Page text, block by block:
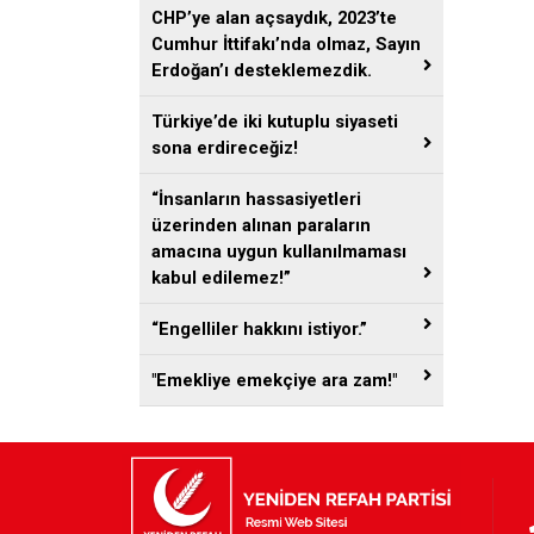
CHP’ye alan açsaydık, 2023’te
Cumhur İttifakı’nda olmaz, Sayın
Erdoğan’ı desteklemezdik.
Türkiye’de iki kutuplu siyaseti
sona erdireceğiz!
“İnsanların hassasiyetleri
üzerinden alınan paraların
amacına uygun kullanılmaması
kabul edilemez!”
“Engelliler hakkını istiyor.”
"Emekliye emekçiye ara zam!"